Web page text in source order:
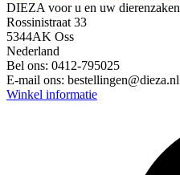
DIEZA voor u en uw dierenzaken
Rossinistraat 33
5344AK Oss
Nederland
Bel ons: 0412-795025
E-mail ons: bestellingen@dieza.nl
Winkel informatie